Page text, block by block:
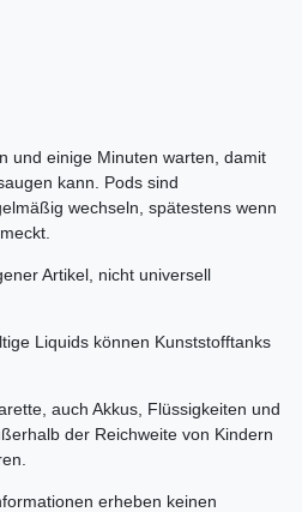
und einige Minuten warten, damit
kann. Pods sind
wechseln, spätestens wenn
Artikel, nicht universell
Liquids können Kunststofftanks
auch Akkus, Flüssigkeiten und
der Reichweite von Kindern
erheben keinen